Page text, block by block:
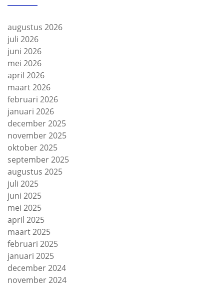
augustus 2026
juli 2026
juni 2026
mei 2026
april 2026
maart 2026
februari 2026
januari 2026
december 2025
november 2025
oktober 2025
september 2025
augustus 2025
juli 2025
juni 2025
mei 2025
april 2025
maart 2025
februari 2025
januari 2025
december 2024
november 2024